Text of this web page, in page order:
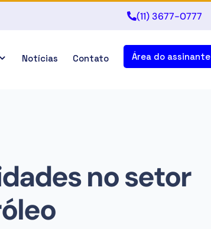
(11) 3677-0777
Notícias Contato Área do assinante
no setor